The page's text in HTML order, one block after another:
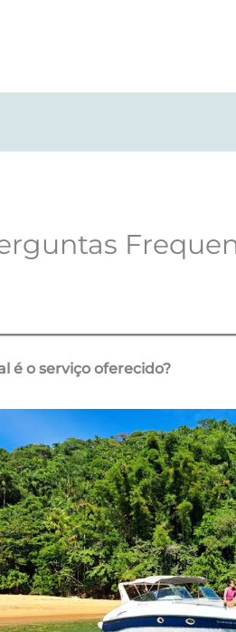
é o serviço oferecido?